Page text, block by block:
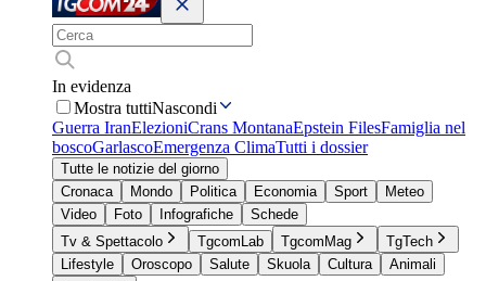
In evidenza
Mostra tuttiNascondi
Guerra IranElezioniCrans MontanaEpstein FilesFamiglia nel
boscoGarlascoEmergenza ClimaTutti i dossier
Tutte le notizie del giorno
Cronaca
Mondo Politica Economia Sport
Meteo
Video
Foto Infografiche
Schede
Tv & Spettacolo
TgcomLab TgcomMag
TgTech
Lifestyle
Oroscopo Salute Skuola Cultura
Animali